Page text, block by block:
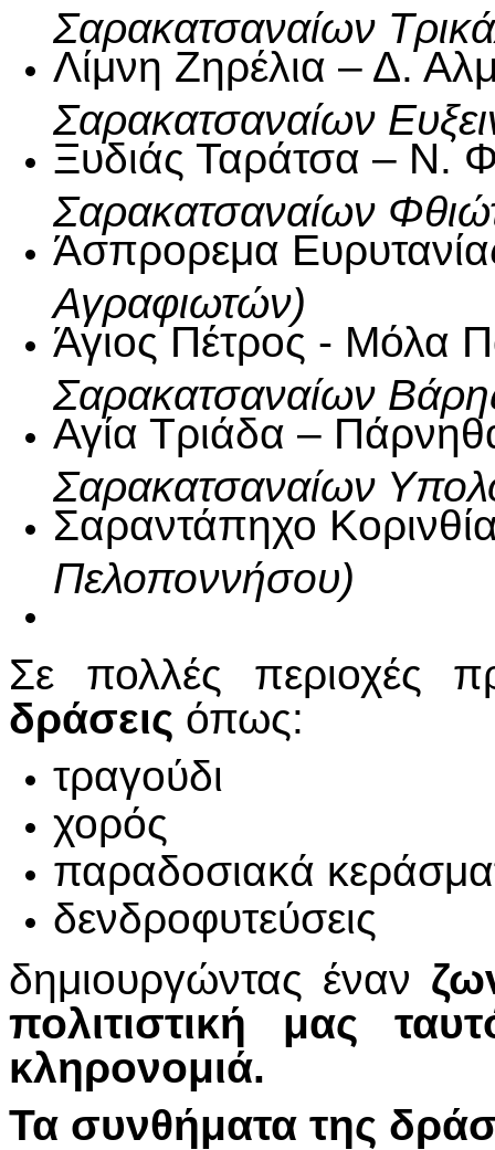
Σαρακατσαναίων
Λίμνη Ζηρέλια – Δ.
Σαρακατσαναίων
Ξυδιάς Ταράτσα – Ν.
Σαρακατσαναίων
Άσπρορεμα
Αγραφιωτών)
Άγιος Πέτρος - Μόλα
Σαρακατσαναίων
Αγία Τριάδα –
Σαρακατσαναίων
Σαραντάπηχο
Πελοποννήσου)
Σε πολλές περιοχές
δράσεις όπως:
τραγούδι
χορός
παραδοσιακά
δενδροφυτεύσεις
δημιουργώντας έναν
πολιτιστική μας
κληρονομιά.
Τα συνθήματα της